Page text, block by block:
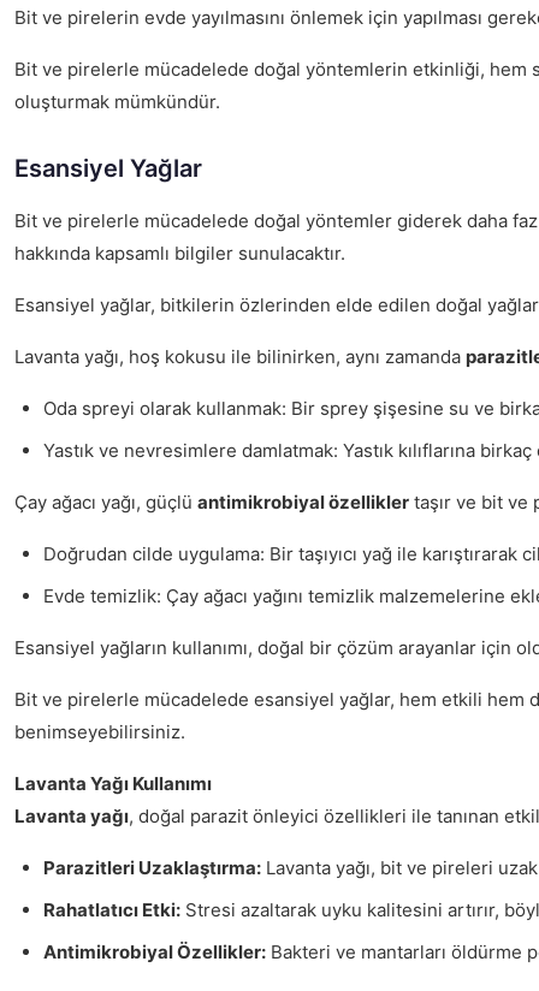
Bit ve pirelerin evde yayılmasını önlemek için yapılması
Bit ve pirelerle mücadelede doğal yöntemlerin etkinliği, hem
oluşturmak mümkündür.
Esansiyel Yağlar
Bit ve pirelerle mücadelede doğal yöntemler giderek daha
hakkında kapsamlı bilgiler sunulacaktır.
Esansiyel yağlar, bitkilerin özlerinden elde edilen doğal
Lavanta yağı, hoş kokusu ile bilinirken, aynı zamanda
Oda spreyi olarak kullanmak: Bir sprey şişesine su ve
Yastık ve nevresimlere damlatmak: Yastık kılıflarına
Çay ağacı yağı, güçlü antimikrobiyal özellikler taşır ve bit ve
Doğrudan cilde uygulama: Bir taşıyıcı yağ ile
Evde temizlik: Çay ağacı yağını temizlik malzemelerine
Esansiyel yağların kullanımı, doğal bir çözüm arayanlar için
Bit ve pirelerle mücadelede esansiyel yağlar, hem etkili hem
benimseyebilirsiniz.
Lavanta Yağı Kullanımı
Lavanta yağı, doğal parazit önleyici özellikleri ile tanınan
Parazitleri Uzaklaştırma: Lavanta yağı, bit ve pireleri
Rahatlatıcı Etki: Stresi azaltarak uyku kalitesini artırır,
Antimikrobiyal Özellikler: Bakteri ve mantarları öldürme